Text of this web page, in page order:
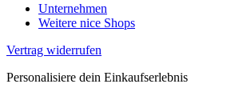
Unternehmen
Weitere nice Shops
Vertrag widerrufen
Personalisiere dein Einkaufserlebnis